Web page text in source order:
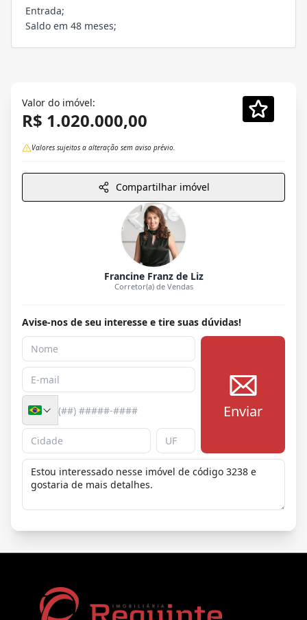
Entrada;
Saldo em 48 meses;
Valor do imóvel:
R$ 1.020.000,00
Valores sujeitos a alteração sem aviso prévio.
Compartilhar imóvel
Francine Franz de Liz
Corretor(a) de Vendas
Avise-nos de seu interesse e tire suas dúvidas!
Enviar